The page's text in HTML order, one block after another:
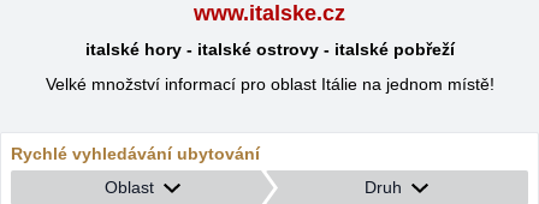
www.italske.cz
italské hory - italské ostrovy - italské pobřeží
Velké množství informací pro oblast Itálie na jednom místě!
Rychlé vyhledávání ubytování
Oblast
Druh